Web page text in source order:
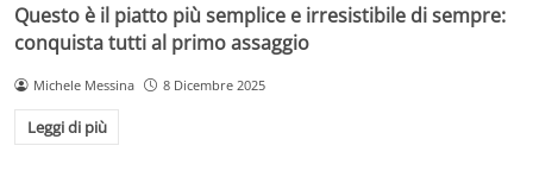
Questo è il piatto più semplice e irresistibile di sempre:
conquista tutti al primo assaggio
Michele Messina 8 Dicembre 2025
Leggi di più